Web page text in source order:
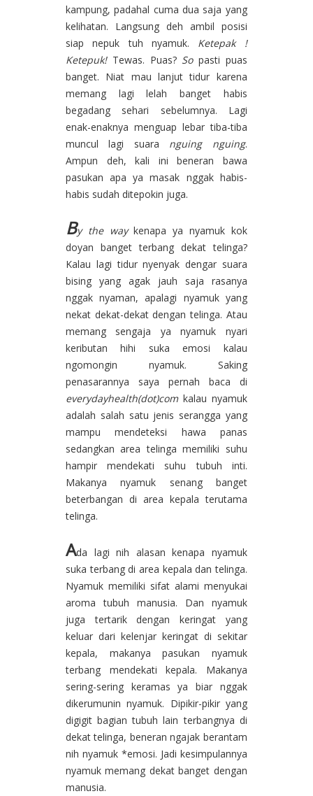
kampung, padahal cuma dua saja yang
kelihatan. Langsung deh ambil posisi
siap nepuk tuh nyamuk. Ketepak !
Ketepuk!Tewas. Puas? Sopasti puas
banget. Niat mau lanjut tidur karena
memang lagi lelah banget habis
begadang sehari sebelumnya. Lagi
enak-enaknya menguap lebar tiba-tiba
muncul lagi suara nguing nguing.
Ampun deh, kali ini beneran bawa
pasukan apa ya masak nggak habis-
habis sudah ditepokin juga.
By the waykenapa ya nyamuk kok
doyan banget terbang dekat telinga?
Kalau lagi tidur nyenyak dengar suara
bising yang agak jauh saja rasanya
nggak nyaman, apalagi nyamuk yang
nekat dekat-dekat dengan telinga. Atau
memang sengaja ya nyamuk nyari
keributan hihi suka emosi kalau
ngomongin nyamuk. Saking
penasarannya saya pernah baca di
everydayhealth(dot)com kalau nyamuk
adalah salah satu jenis serangga yang
mampu mendeteksi hawa panas
sedangkan area telinga memiliki suhu
hampir mendekati suhu tubuh inti.
Makanya nyamuk senang banget
beterbangan di area kepala terutama
telinga.
Ada lagi nih alasan kenapa nyamuk
suka terbang di area kepala dan telinga.
Nyamuk memiliki sifat alami menyukai
aroma tubuh manusia. Dan nyamuk
juga tertarik dengan keringat yang
keluar dari kelenjar keringat di sekitar
kepala, makanya pasukan nyamuk
terbang mendekati kepala. Makanya
sering-sering keramas ya biar nggak
dikerumunin nyamuk. Dipikir-pikir yang
digigit bagian tubuh lain terbangnya di
dekat telinga, beneran ngajak berantam
nih nyamuk *emosi. Jadi kesimpulannya
nyamuk memang dekat banget dengan
manusia.